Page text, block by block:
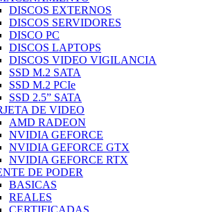
DISCOS EXTERNOS
DISCOS SERVIDORES
DISCO PC
DISCOS LAPTOPS
DISCOS VIDEO VIGILANCIA
SSD M.2 SATA
SSD M.2 PCIe
SSD 2.5” SATA
DE VIDEO
AMD RADEON
NVIDIA GEFORCE
NVIDIA GEFORCE GTX
NVIDIA GEFORCE RTX
DE PODER
BASICAS
REALES